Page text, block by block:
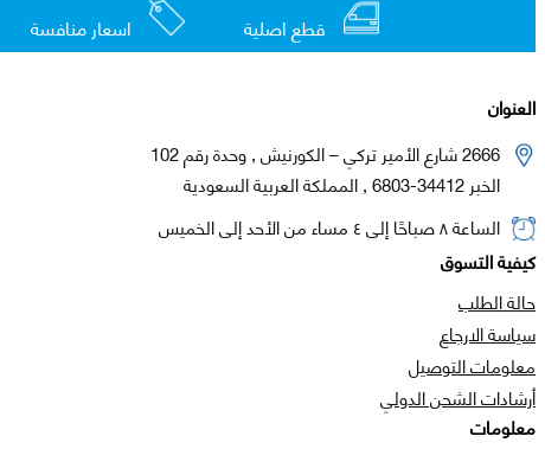
قطع اصلية اسعار منافسة
العنوان
2666 شارع الأمير تركي – الكورنيش , وحدة رقم 102
الخبر 34412-6803 , المملكة العربية السعودية
الساعة ٨ صباحًا إلى ٤ مساء من الأحد إلى الخميس
كيفية التسوق
حالة الطلب
سياسة الارجاع
معلومات التوصيل
أرشادات الشحن الدولي
معلومات